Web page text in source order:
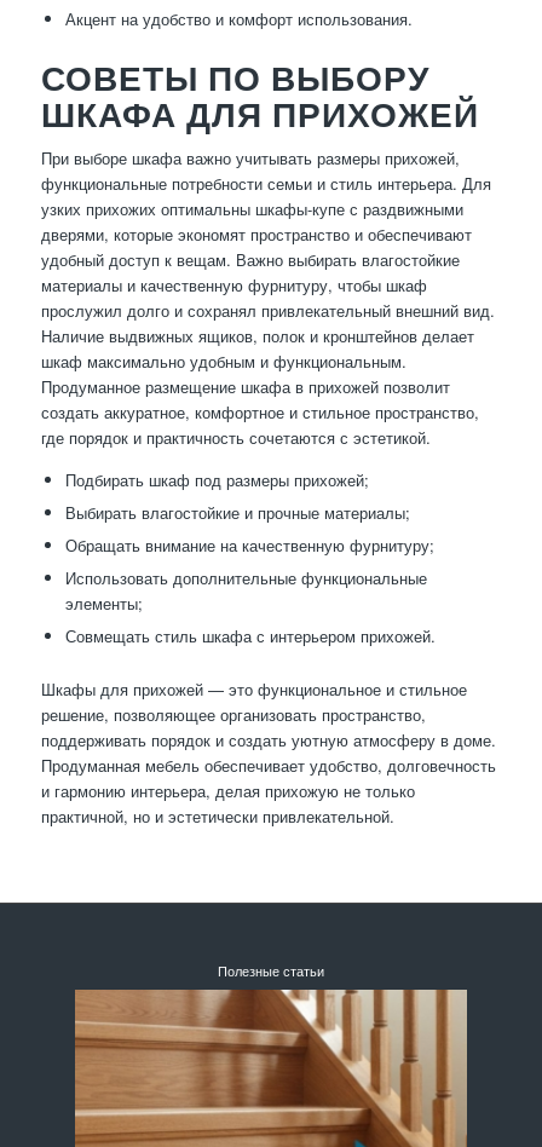
Акцент на удобство и комфорт использования.
СОВЕТЫ ПО ВЫБОРУ
ШКАФА ДЛЯ ПРИХОЖЕЙ
При выборе шкафа важно учитывать размеры прихожей,
функциональные потребности семьи и стиль интерьера. Для
узких прихожих оптимальны шкафы-купе с раздвижными
дверями, которые экономят пространство и обеспечивают
удобный доступ к вещам. Важно выбирать влагостойкие
материалы и качественную фурнитуру, чтобы шкаф
прослужил долго и сохранял привлекательный внешний вид.
Наличие выдвижных ящиков, полок и кронштейнов делает
шкаф максимально удобным и функциональным.
Продуманное размещение шкафа в прихожей позволит
создать аккуратное, комфортное и стильное пространство,
где порядок и практичность сочетаются с эстетикой.
Подбирать шкаф под размеры прихожей;
Выбирать влагостойкие и прочные материалы;
Обращать внимание на качественную фурнитуру;
Использовать дополнительные функциональные
элементы;
Совмещать стиль шкафа с интерьером прихожей.
Шкафы для прихожей — это функциональное и стильное
решение, позволяющее организовать пространство,
поддерживать порядок и создать уютную атмосферу в доме.
Продуманная мебель обеспечивает удобство, долговечность
и гармонию интерьера, делая прихожую не только
практичной, но и эстетически привлекательной.
Полезные статьи